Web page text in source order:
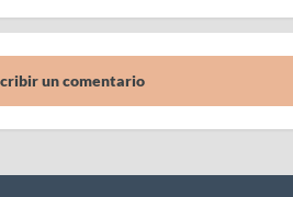
un comentario